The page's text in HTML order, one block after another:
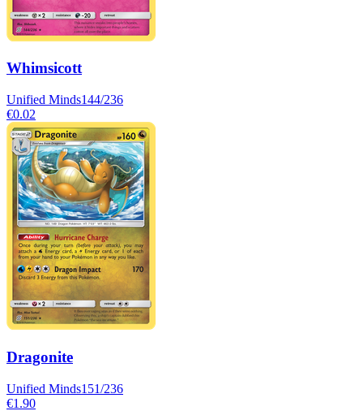
Whimsicott
Unified Minds144/236
€0.02
Dragonite
Unified Minds151/236
€1.90